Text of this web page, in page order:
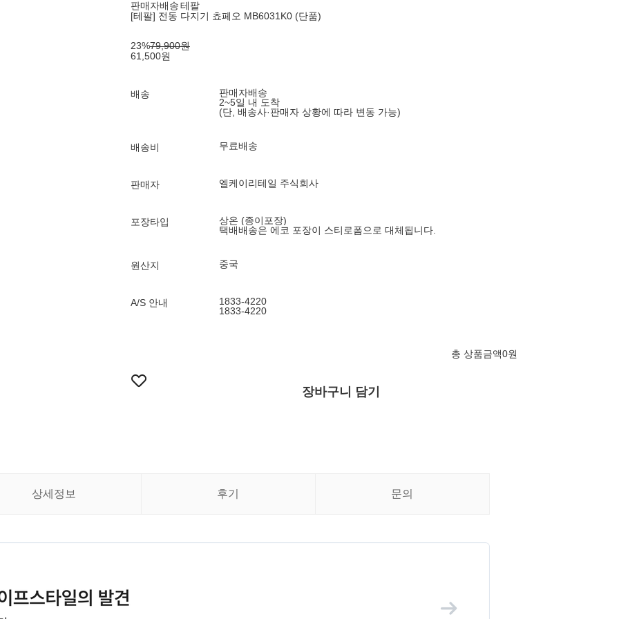
판매자배송테팔
[테팔] 전동 다지기 쵸페오 MB6031K0 (단품)
23%79,900원
61,500원
배송
판매자배송
2~5일 내 도착
(단, 배송사·판매자 상황에 따라 변동 가능)
배송비 무료배송
판매자 엘케이리테일 주식회사
포장타입
상온 (종이포장)
택배배송은 에코 포장이 스티로폼으로 대체됩니다.
원산지 중국
A/S 안내
1833-4220
1833-4220
총 상품금액0원
장바구니 담기
상세정보 후기 문의